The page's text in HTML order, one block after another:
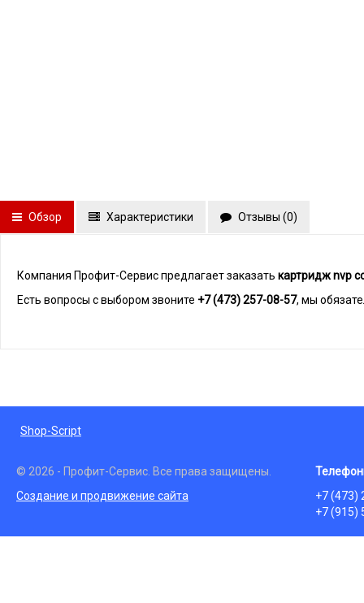
Обзор Характеристики Отзывы (0)
Компания Профит-Сервис предлагает заказать картридж nvp
Есть вопросы с выбором звоните +7 (473) 257-08-57, мы
Shop-Script
© 2026 - Профит-Сервис. Все права защищены.
Создание и продвижение сайта
+7 (473)
+7 (915)